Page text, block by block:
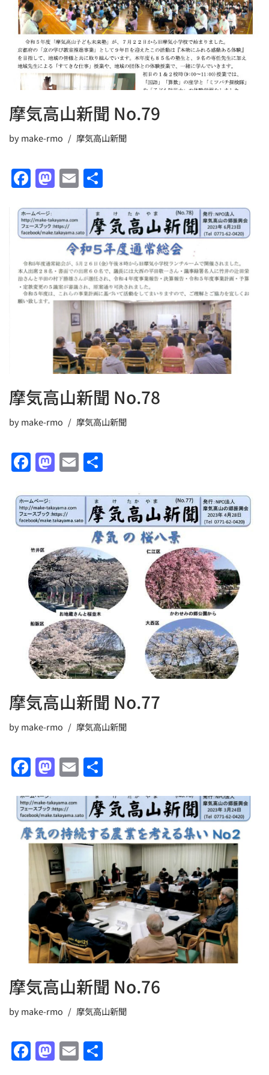
k
摩気高山新聞 No.79
bymake-rmo 摩気高山新聞
F
a
c
e
b
o
o
k
M
a
st
o
d
o
n
E
m
ai
l
摩気高山新聞 No.78
bymake-rmo 摩気高山新聞
F
a
c
e
o
o
k
M
a
st
o
o
n
E
m
ai
l
摩気高山新聞 No.77
bymake-rmo 摩気高山新聞
F
a
c
e
b
o
k
M
a
st
o
d
o
n
E
m
ai
l
摩気高山新聞 No.76
bymake-rmo 摩気高山新聞
F M E